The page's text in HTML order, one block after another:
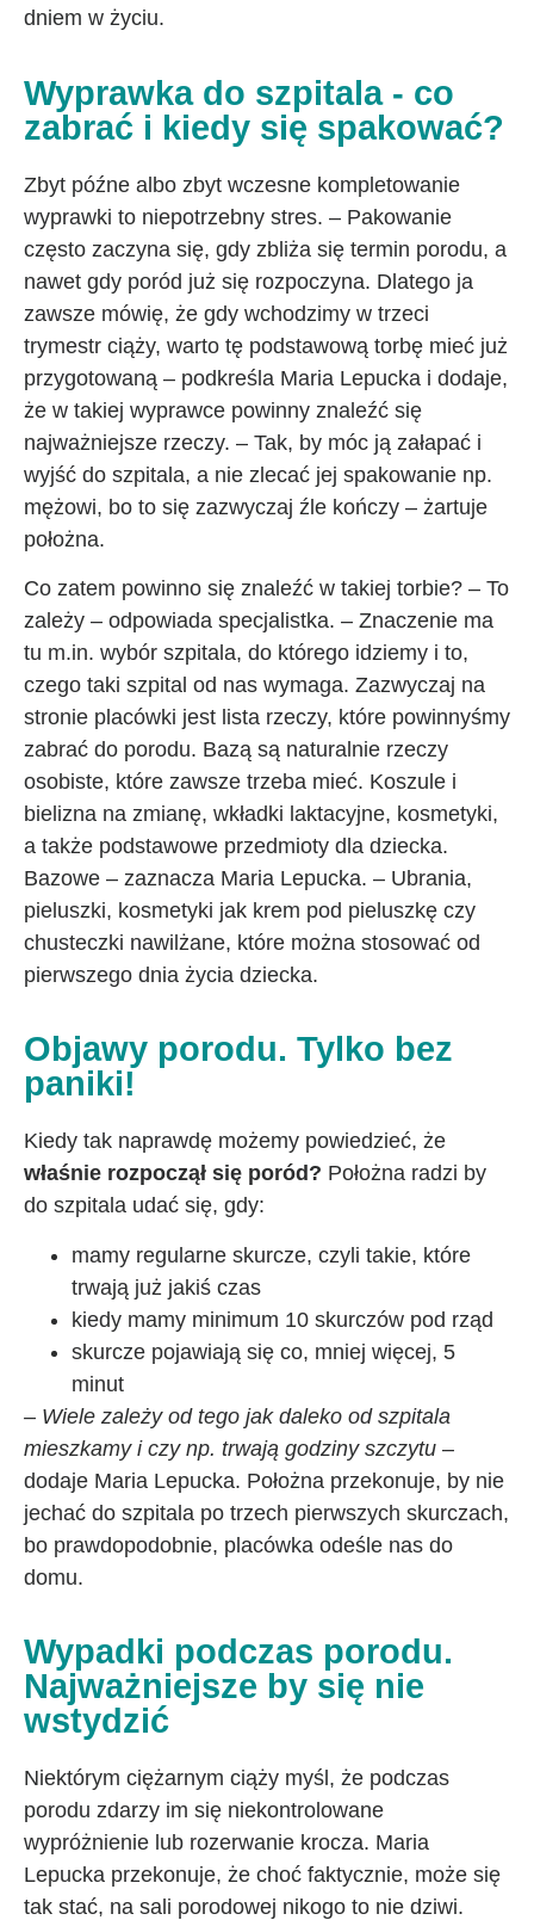
dniem w życiu.
Wyprawka do szpitala - co
zabrać i kiedy się spakować?
Zbyt późne albo zbyt wczesne kompletowanie
wyprawki to niepotrzebny stres. – Pakowanie
często zaczyna się, gdy zbliża się termin porodu, a
nawet gdy poród już się rozpoczyna. Dlatego ja
zawsze mówię, że gdy wchodzimy w trzeci
trymestr ciąży, warto tę podstawową torbę mieć już
przygotowaną – podkreśla Maria Lepucka i dodaje,
że w takiej wyprawce powinny znaleźć się
najważniejsze rzeczy. – Tak, by móc ją załapać i
wyjść do szpitala, a nie zlecać jej spakowanie np.
mężowi, bo to się zazwyczaj źle kończy – żartuje
położna.
Co zatem powinno się znaleźć w takiej torbie? – To
zależy – odpowiada specjalistka. – Znaczenie ma
tu m.in. wybór szpitala, do którego idziemy i to,
czego taki szpital od nas wymaga. Zazwyczaj na
stronie placówki jest lista rzeczy, które powinnyśmy
zabrać do porodu. Bazą są naturalnie rzeczy
osobiste, które zawsze trzeba mieć. Koszule i
bielizna na zmianę, wkładki laktacyjne, kosmetyki,
a także podstawowe przedmioty dla dziecka.
Bazowe – zaznacza Maria Lepucka. – Ubrania,
pieluszki, kosmetyki jak krem pod pieluszkę czy
chusteczki nawilżane, które można stosować od
pierwszego dnia życia dziecka.
Objawy porodu. Tylko bez
paniki!
Kiedy tak naprawdę możemy powiedzieć, że
właśnie rozpoczął się poród? Położna radzi by
do szpitala udać się, gdy:
mamy regularne skurcze, czyli takie, które
trwają już jakiś czas
kiedy mamy minimum 10 skurczów pod rząd
skurcze pojawiają się co, mniej więcej, 5
minut
– Wiele zależy od tego jak daleko od szpitala
mieszkamy i czy np. trwają godziny szczytu –
dodaje Maria Lepucka. Położna przekonuje, by nie
jechać do szpitala po trzech pierwszych skurczach,
bo prawdopodobnie, placówka odeśle nas do
domu.
Wypadki podczas porodu.
Najważniejsze by się nie
wstydzić
Niektórym ciężarnym ciąży myśl, że podczas
porodu zdarzy im się niekontrolowane
wypróżnienie lub rozerwanie krocza. Maria
Lepucka przekonuje, że choć faktycznie, może się
tak stać, na sali porodowej nikogo to nie dziwi.